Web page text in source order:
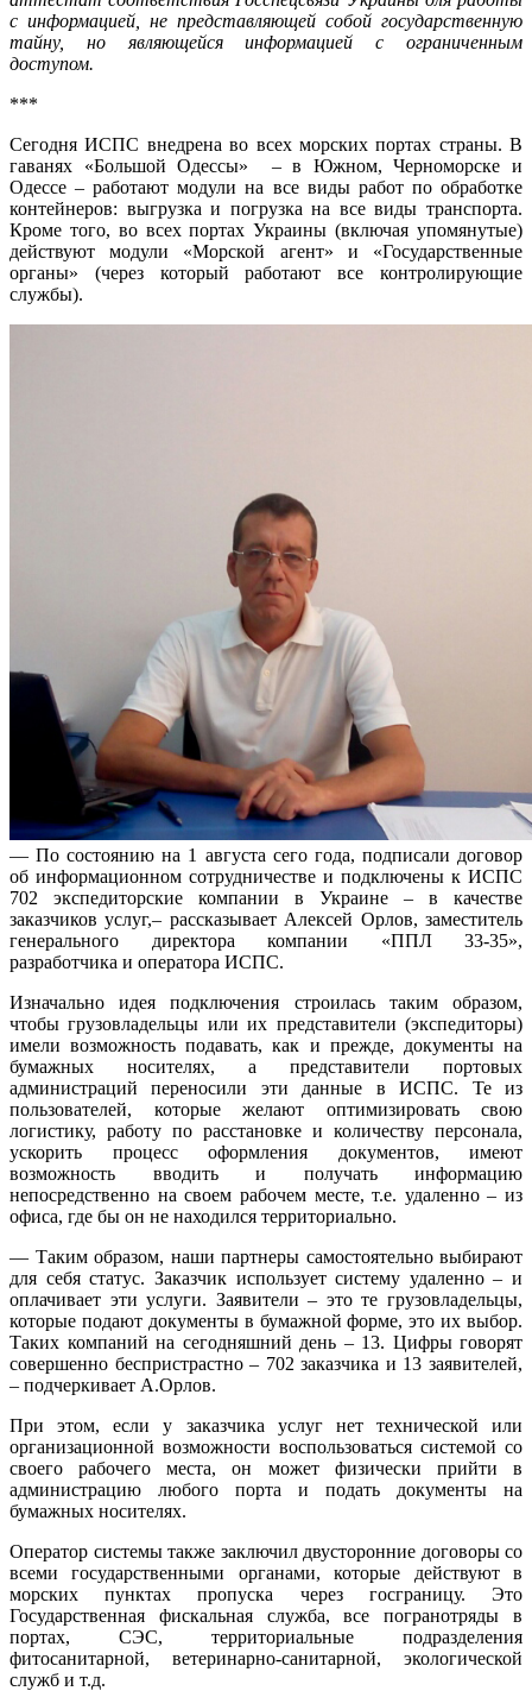
с информацией, не представляющей собой государственную
тайну, но являющейся информацией с ограниченным
доступом.
***
Сегодня ИСПС внедрена во всех морских портах страны. В
гаванях «Большой Одессы» – в Южном, Черноморске и
Одессе – работают модули на все виды работ по обработке
контейнеров: выгрузка и погрузка на все виды транспорта.
Кроме того, во всех портах Украины (включая упомянутые)
действуют модули «Морской агент» и «Государственные
органы» (через который работают все контролирующие
службы).
— По состоянию на 1 августа сего года, подписали договор
об информационном сотрудничестве и подключены к ИСПС
702 экспедиторские компании в Украине – в качестве
заказчиков услуг,– рассказывает Алексей Орлов, заместитель
генерального директора компании «ППЛ 33-35»,
разработчика и оператора ИСПС.
Изначально идея подключения строилась таким образом,
чтобы грузовладельцы или их представители (экспедиторы)
имели возможность подавать, как и прежде, документы на
бумажных носителях, а представители портовых
администраций переносили эти данные в ИСПС. Те из
пользователей, которые желают оптимизировать свою
логистику, работу по расстановке и количеству персонала,
ускорить процесс оформления документов, имеют
возможность вводить и получать информацию
непосредственно на своем рабочем месте, т.е. удаленно – из
офиса, где бы он не находился территориально.
— Таким образом, наши партнеры самостоятельно выбирают
для себя статус. Заказчик использует систему удаленно – и
оплачивает эти услуги. Заявители – это те грузовладельцы,
которые подают документы в бумажной форме, это их выбор.
Таких компаний на сегодняшний день – 13. Цифры говорят
совершенно беспристрастно – 702 заказчика и 13 заявителей,
– подчеркивает А.Орлов.
При этом, если у заказчика услуг нет технической или
организационной возможности воспользоваться системой со
своего рабочего места, он может физически прийти в
администрацию любого порта и подать документы на
бумажных носителях.
Оператор системы также заключил двусторонние договоры со
всеми государственными органами, которые действуют в
морских пунктах пропуска через госграницу. Это
Государственная фискальная служба, все погранотряды в
портах, СЭС, территориальные подразделения
фитосанитарной, ветеринарно-санитарной, экологической
служб и т.д.